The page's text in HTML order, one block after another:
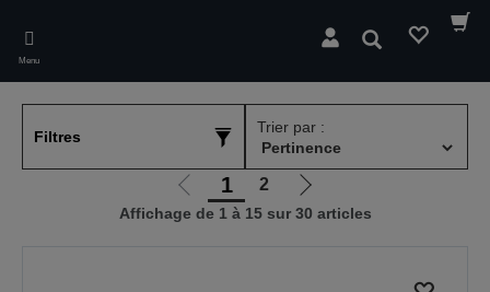
main
content
Menu
Rechercher
Filtres
Trier par :
Aller
à
1 2
Aller
à
Affichage de 1 à 15 sur 30 articles